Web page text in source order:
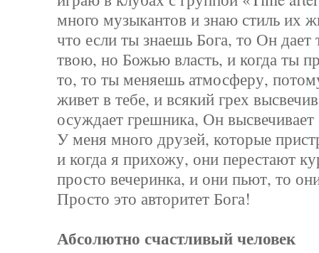
много музыкантов и знаю стиль их
что если ты знаешь Бога, то Он дает
твою, но Божью власть, и когда ты
то, то ты меняешь атмосферу,
живет в тебе, и всякий грех
осуждает грешника, Он высвечивает
У меня много друзей, которые
и когда я прихожу, они перестают
просто вечеринка, и они пьют, то
Просто это авторитет Бога!
Абсолютно счастливый человек